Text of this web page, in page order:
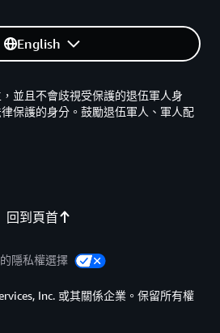
English
回到頁首
並且不會歧視受保護的退伍軍人身
保護的身分。鼓勵退伍軍人、軍人配
隱私權選擇
Inc. 或其關係企業。保留所有權